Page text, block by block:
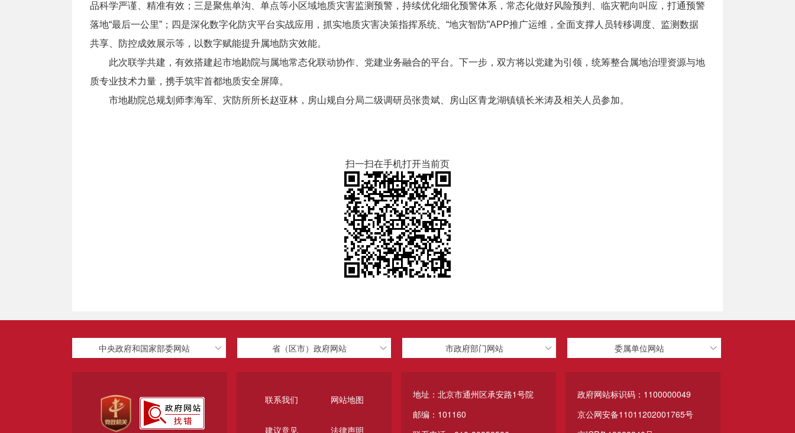
品科学严谨、精准有效；三是聚焦单沟、单点等小区域地质灾害监测预警，持续优化细化预警体系，常态化做好风险预判、临灾靶向叫应，打通预警
落地“最后一公里”；四是深化数字化防灾平台实战应用，抓实地质灾害决策指挥系统、“地灾智防”APP推广运维，全面支撑人员转移调度、监测数据
共享、防控成效展示等，以数字赋能提升属地防灾效能。
此次联学共建，有效搭建起市地勘院与属地常态化联动协作、党建业务融合的平台。下一步，双方将以党建为引领，统筹整合属地治理资源与地
质专业技术力量，携手筑牢首都地质安全屏障。
市地勘院总规划师李海军、灾防所所长赵亚林，房山规自分局二级调研员张贵斌、房山区青龙湖镇镇长米涛及相关人员参加。
扫一扫在手机打开当前页